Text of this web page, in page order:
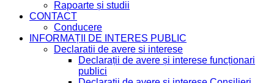
Rapoarte și studii
CONTACT
Conducere
INFORMAȚII DE INTERES PUBLIC
Declaratii de avere si interese
Declarații de avere și interese funcționari
publici